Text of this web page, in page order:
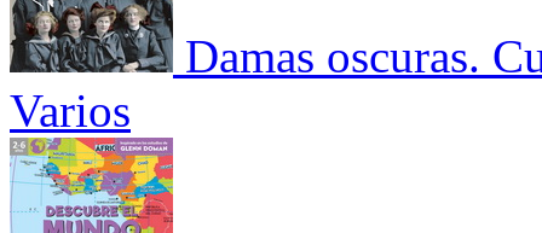
Damas oscuras.
Varios